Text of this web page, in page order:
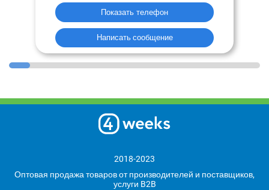
Показать телефон
Написать сообщение
2018-2023
Оптовая продажа товаров от производителей и поставщиков,
услуги B2B